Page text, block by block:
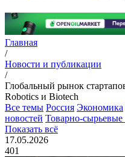
Главная
/
Новости и публикации
/
Глобальный рынок
Robotics и Biotech
Все темы Россия Экономика
новостей Товарно-
Показать всё
17.05.2026
401